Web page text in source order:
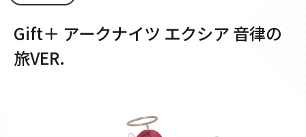
Gift＋ アークナイツ エクシア 音律の
旅VER.